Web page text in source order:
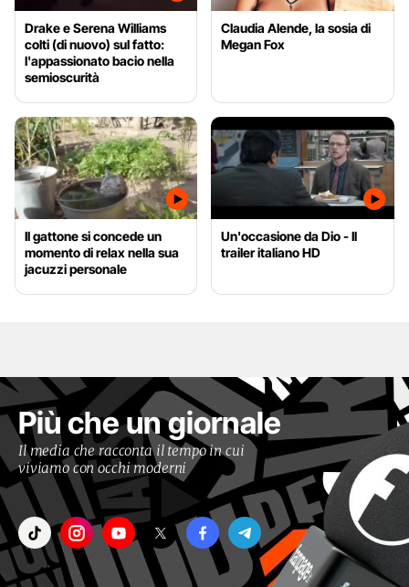
Drake e Serena Williams
colti (di nuovo) sul fatto:
l'appassionato bacio nella
semioscurità
Claudia Alende, la sosia di
Megan Fox
Il gattone si concede un
momento di relax nella sua
jacuzzi personale
Un'occasione da Dio - Il
trailer italiano HD
Più che un giornale
Il media che racconta il tempo in cui
viviamo con occhi moderni